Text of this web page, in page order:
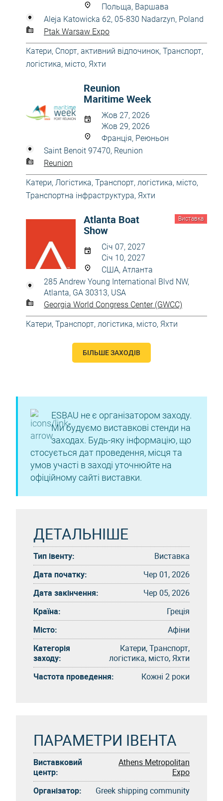
Польща, Варшава
Aleja Katowicka 62, 05-830 Nadarzyn, Poland
Ptak Warsaw Expo
Катери, Спорт, активний відпочинок, Транспорт,
логістика, місто, Яхти
Reunion
Maritime Week
Жов 27, 2026
Жов 29, 2026
Франція, Реюньон
Saint Benoit 97470, Reunion
Reunion
Катери, Логістика, Транспорт, логістика, місто,
Транспортна інфраструктура, Яхти
Виставка
Atlanta Boat
Show
Січ 07, 2027
Січ 10, 2027
США, Атланта
285 Andrew Young International Blvd NW,
Atlanta, GA 30313, USA
Georgia World Congress Center (GWCC)
Катери, Транспорт, логістика, місто, Яхти
БІЛЬШЕ ЗАХОДІВ
ESBAU не є організатором заходу.
Ми будуємо виставкові стенди на
заходах. Будь-яку інформацію, що
стосується дат проведення, місця та
умов участі в заході уточнюйте на
офіційному сайті виставки.
ДЕТАЛЬНІШЕ
Тип івенту:
Виставка
Дата початку:
Чер 01, 2026
Дата закінчення:
Чер 05, 2026
Країна:
Греція
Місто:
Афіни
Категорія
заходу:
Катери, Транспорт,
логістика, місто, Яхти
Частота проведення:
Кожні 2 роки
ПАРАМЕТРИ ІВЕНТА
Виставковий
центр:
Athens Metropolitan
Expo
Організатор:
Greek shipping community